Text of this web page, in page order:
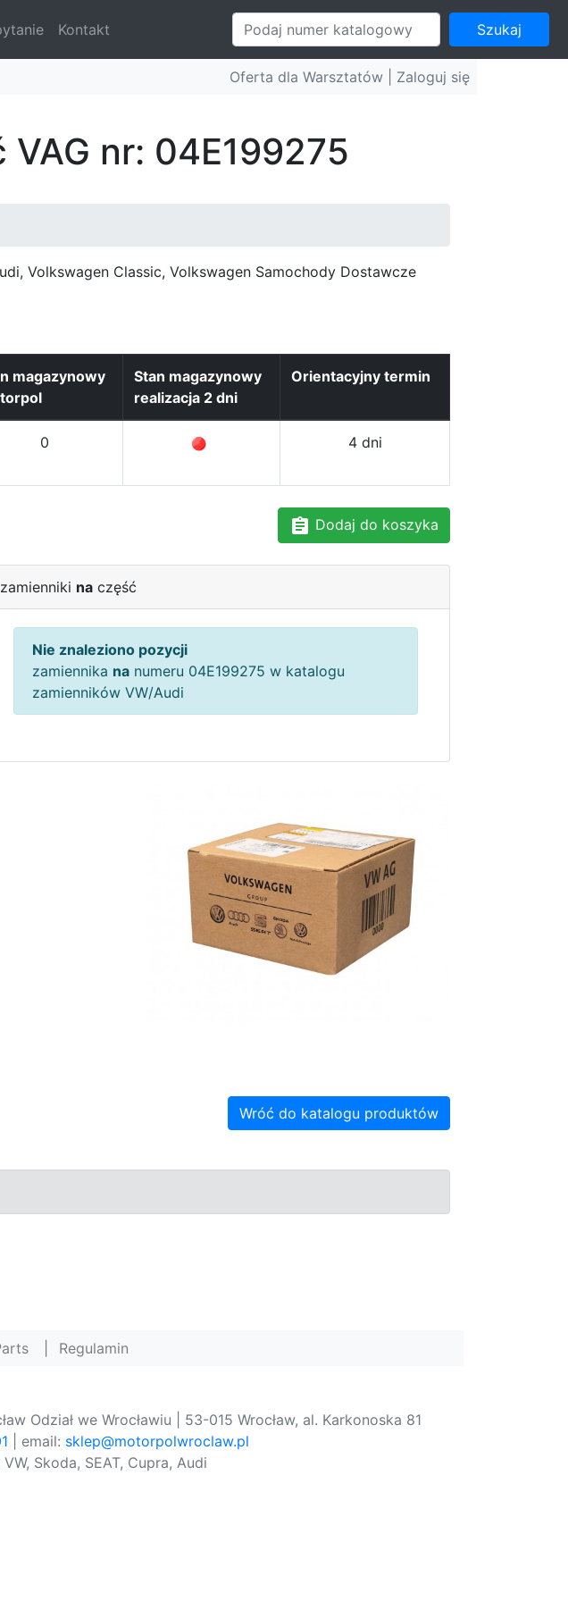
Kontakt Szukaj
Oferta dla Warsztatów | Zaloguj się
nr: 04E199275
Volkswagen Classic, Volkswagen Samochody Dostawcze
magazynowy
Stan magazynowy
realizacja 2 dni
Orientacyjny termin
0 4 dni
Dodaj do koszyka
zamienniki na część
Nie znaleziono pozycji
zamiennika na numeru 04E199275 w katalogu
zamienników VW/Audi
Wróć do katalogu produktów
Regulamin
Odział we Wrocławiu | 53-015 Wrocław, al. Karkonoska 81
| email: sklep@motorpolwroclaw.pl
Skoda, SEAT, Cupra, Audi